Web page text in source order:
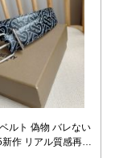
ルト 偽物 バレない
作 リアル質感再現